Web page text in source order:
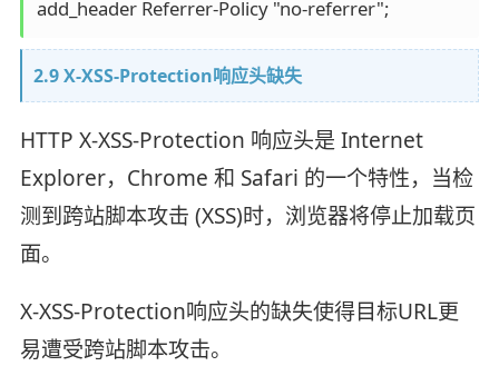
add_header Referrer-Policy "no-referrer";
2.9 X-XSS-Protection响应头缺失
HTTP X-XSS-Protection 响应头是 Internet
Explorer，Chrome 和 Safari 的一个特性，当检
测到跨站脚本攻击 (XSS)时，浏览器将停止加载页
面。
X-XSS-Protection响应头的缺失使得目标URL更
易遭受跨站脚本攻击。